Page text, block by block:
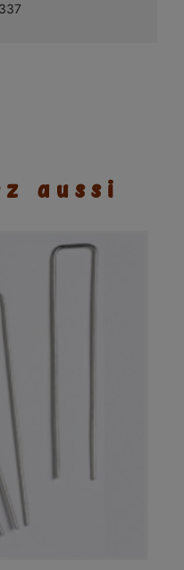
aussi